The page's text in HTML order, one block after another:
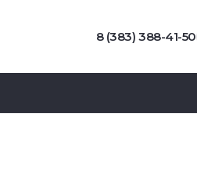
8 (383) 388-41-50